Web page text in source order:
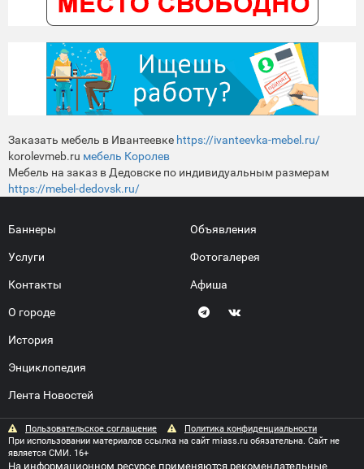
Заказать мебель в Ивантеевке https://ivanteevka-mebel.ru/
korolevmeb.ru мебель Королев
Мебель на заказ в Дедовске по индивидуальным размерам
https://mebel-dedovsk.ru/
Баннеры
Услуги
Контакты
О городе
История
Энциклопедия
Лента Новостей
Объявления
Фотогалерея
Афиша
Пользовательское соглашение
Политика конфиденциальности
При использовании материалов ссылка на сайт miass.ru обязательна. Сайт не
является СМИ. 16+
На информационном ресурсе применяются рекомендательные